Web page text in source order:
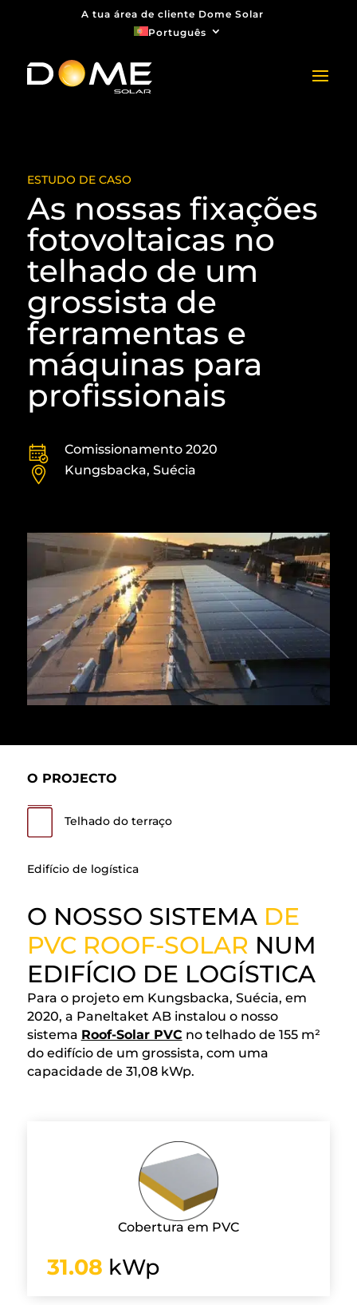
A tua área de cliente Dome Solar
Português
ESTUDO DE CASO
As nossas fixações
fotovoltaicas no
telhado de um
grossista de
ferramentas e
máquinas para
profissionais
Comissionamento 2020
Kungsbacka, Suécia
O PROJECTO
Telhado do terraço
Edifício de logística
O NOSSO SISTEMA DE
PVC ROOF-SOLAR NUM
EDIFÍCIO DE LOGÍSTICA
Para o projeto em Kungsbacka, Suécia, em
2020, a Paneltaket AB instalou o nosso
sistema Roof-Solar PVC no telhado de 155 m²
do edifício de um grossista, com uma
capacidade de 31,08 kWp.
Cobertura em PVC
31.08 kWp